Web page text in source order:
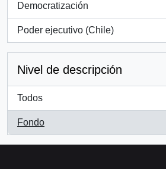
Democratización
, 1 resultados
Poder ejecutivo (Chile)
, 1 resultados
Nivel de descripción
Todos
Fondo
, 1 resultados